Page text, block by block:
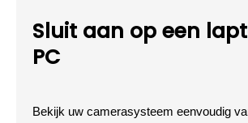
Sluit aan op een
PC
Bekijk uw camerasysteem eenvoudig